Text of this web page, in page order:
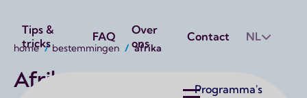
Utilities
Tips &
tricks
FAQ
Over
ons
Contact NL
Hoofdnavigatie
Programma's
Kruimelpad
home bestemmingen afrika
Afrika